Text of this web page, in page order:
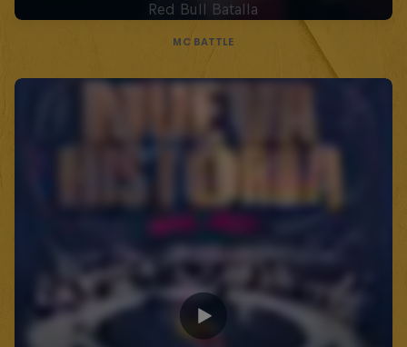
Red Bull Batalla
MC BATTLE